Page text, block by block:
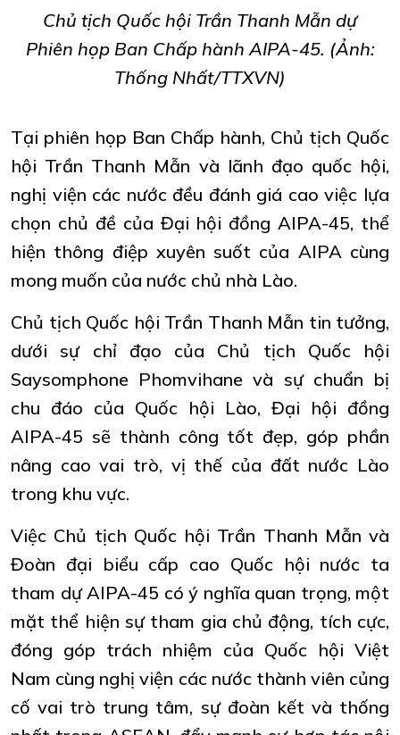
Chủ tịch Quốc hội Trần Thanh Mẫn dự
Phiên họp Ban Chấp hành AIPA-45. (Ảnh:
Thống Nhất/TTXVN)
Tại phiên họp Ban Chấp hành, Chủ tịch Quốc
hội Trần Thanh Mẫn và lãnh đạo quốc hội,
nghị viện các nước đều đánh giá cao việc lựa
chọn chủ đề của Đại hội đồng AIPA-45, thể
hiện thông điệp xuyên suốt của AIPA cùng
mong muốn của nước chủ nhà Lào.
Chủ tịch Quốc hội Trần Thanh Mẫn tin tưởng,
dưới sự chỉ đạo của Chủ tịch Quốc hội
Saysomphone Phomvihane và sự chuẩn bị
chu đáo của Quốc hội Lào, Đại hội đồng
AIPA-45 sẽ thành công tốt đẹp, góp phần
nâng cao vai trò, vị thế của đất nước Lào
trong khu vực.
Việc Chủ tịch Quốc hội Trần Thanh Mẫn và
Đoàn đại biểu cấp cao Quốc hội nước ta
tham dự AIPA-45 có ý nghĩa quan trọng, một
mặt thể hiện sự tham gia chủ động, tích cực,
đóng góp trách nhiệm của Quốc hội Việt
Nam cùng nghị viện các nước thành viên củng
cố vai trò trung tâm, sự đoàn kết và thống